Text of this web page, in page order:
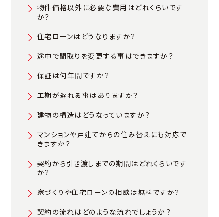
物件価格以外に必要な費用はどれくらいです
か？
住宅ローンはどうなりますか？
途中で間取りを変更する事はできますか？
保証は何年間ですか？
工期が遅れる事はありますか？
建物の構造はどうなっていますか？
マンションや戸建てからの住み替えにも対応で
きますか？
契約から引き渡しまでの期間はどれくらいです
か？
家づくりや住宅ローンの相談は無料ですか？
契約の流れはどのような流れでしょうか？